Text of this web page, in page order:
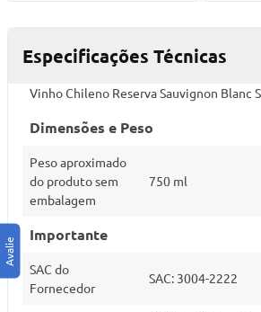
Especificações Técnicas
Vinho Chileno Reserva Sauvignon Blanc
Dimensões e Peso
Peso aproximado
do produto sem
embalagem
750 ml
Importante
SAC do
Fornecedor
SAC: 3004-2222